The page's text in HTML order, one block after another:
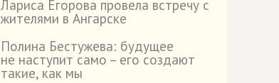
Лариса Егорова провела встречу с
жителями в Ангарске
Полина Бестужева: будущее
не наступит само – его создают
такие, как мы